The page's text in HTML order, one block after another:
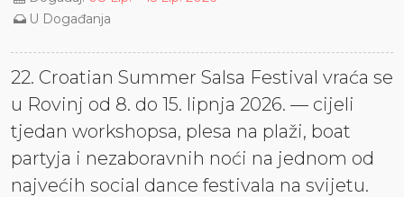
U Događanja
22. Croatian Summer Salsa Festival vraća se
u Rovinj od 8. do 15. lipnja 2026. — cijeli
tjedan workshopsa, plesa na plaži, boat
partyja i nezaboravnih noći na jednom od
najvećih social dance festivala na svijetu.